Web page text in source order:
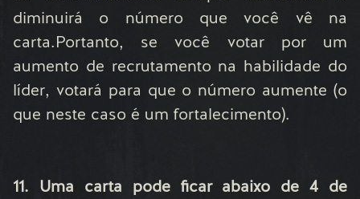
diminuirá o número que você vê na
carta. Portanto, se você votar por um
aumento de recrutamento na habilidade do
líder, votará para que o número aumente (o
que neste caso é um fortalecimento).
11. Uma carta pode ficar abaixo de 4 de